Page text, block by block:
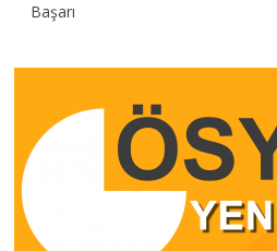
Başarı